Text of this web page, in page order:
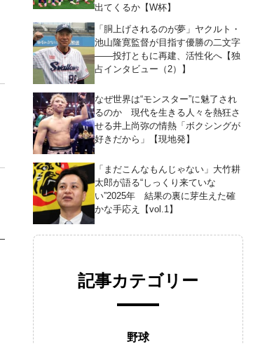
出てくるか【W杯】
「胴上げされるのが夢」ヤクルト・
池山隆寛監督が目指す優勝の二文字
――投打ともに再建、活性化へ【独
占インタビュー（2）】
なぜ世界は“モンスター”に魅了され
るのか 現代を生きる人々を熱狂さ
せる井上尚弥の情熱「ボクシングが
好きだから」【現地発】
「まだこんなもんじゃない」大竹耕
太郎が語る“しっくり来ていな
い”2025年 結果の裏に芽生えた確
かな手応え【vol.1】
記事カテゴリー
野球